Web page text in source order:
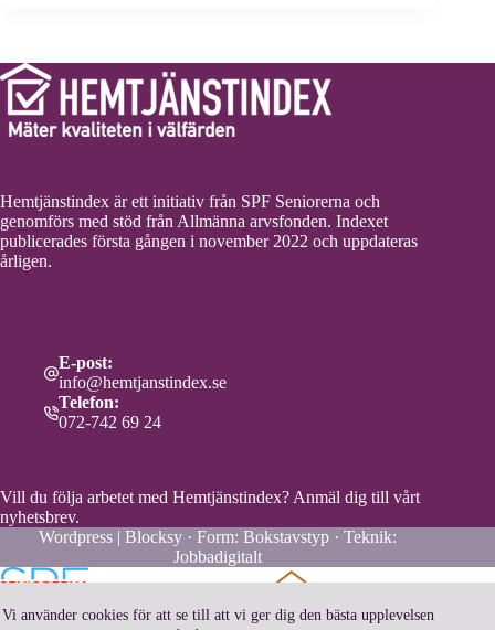
Vi använder cookies för att se till att vi ger dig den bästa upplevelsen
Hemtjänstindex är ett initiativ från SPF Seniorerna och
genomförs med stöd från Allmänna arvsfonden. Indexet
publicerades första gången i november 2022 och uppdateras
årligen.
E-post:
info@hemtjanstindex.se
Telefon:
072-742 69 24
Vill du följa arbetet med Hemtjänstindex? Anmäl dig till vårt
nyhetsbrev.
Wordpress | Blocksy · Form:Bokstavstyp · Teknik:
Jobbadigitalt